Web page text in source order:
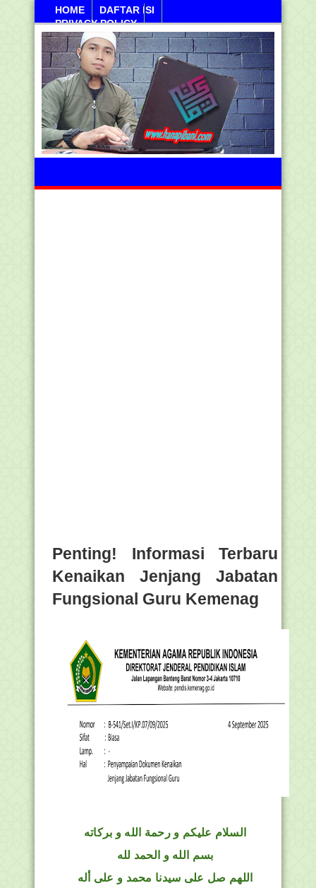
HOME
DAFTAR ISI
PRIVACY POLICY
Jumahat, 07 Agustus 2026
Penting! Informasi Terbaru
Kenaikan Jenjang Jabatan
Fungsional Guru Kemenag
السلام عليكم و رحمة الله و بركاته
بسم الله و الحمد لله
اللهم صل على سيدنا محمد و على أله